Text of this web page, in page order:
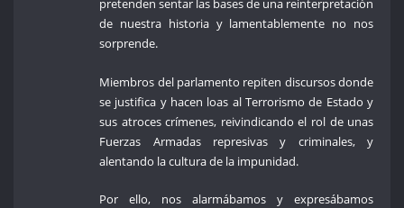
pretenden sentar las bases de una reinterpretación
de nuestra historia y lamentablemente no nos
sorprende.
Miembros del parlamento repiten discursos donde
se justifica y hacen loas al Terrorismo de Estado y
sus atroces crímenes, reivindicando el rol de unas
Fuerzas Armadas represivas y criminales, y
alentando la cultura de la impunidad.
Por ello, nos alarmábamos y expresábamos